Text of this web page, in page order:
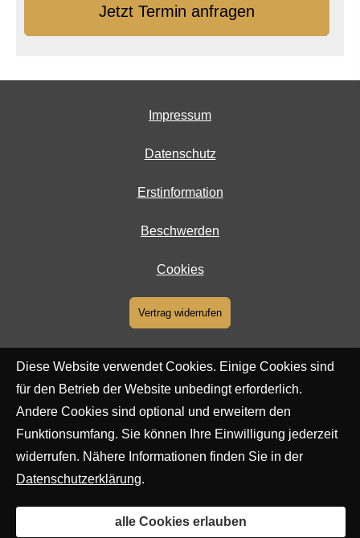
Jetzt Termin anfragen
Impressum
Datenschutz
Erstinformation
Beschwerden
Cookies
Vertrag widerrufen
Diese Website verwendet Cookies. Einige Cookies sind
für den Betrieb der Website unbedingt erforderlich.
Andere Cookies sind optional und erweitern den
Funktionsumfang. Sie können Ihre Einwilligung jederzeit
widerrufen. Nähere Informationen finden Sie in der
Datenschutzerklärung.
alle Cookies erlauben